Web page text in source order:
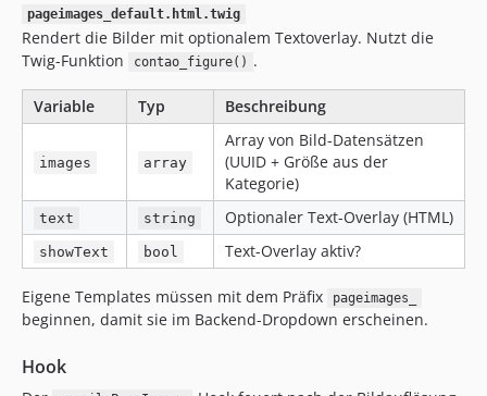
pageimages_default.html.twig
Rendert die Bilder mit optionalem Textoverlay. Nutzt die
Twig-Funktion
contao_figure() .
Variable Typ Beschreibung
images array
Array von Bild-Datensätzen
(UUID + Größe aus der
Kategorie)
text string Optionaler Text-Overlay (HTML)
showText bool Text-Overlay aktiv?
Eigene Templates müssen mit dem Präfix pageimages_
beginnen, damit sie im Backend-Dropdown erscheinen.
Hook